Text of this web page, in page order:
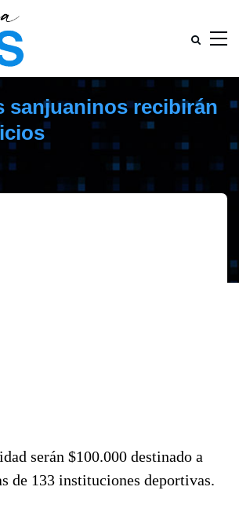
sanjuaninos recibirán
serán $100.000 destinado a
de 133 instituciones deportivas.